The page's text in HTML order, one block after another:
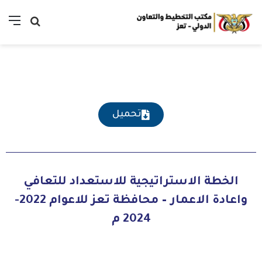
تحميل
الخطة الاستراتيجية للاستعداد للتعافي
واعادة الاعمار – محافظة تعز للاعوام 2022-
2024 م